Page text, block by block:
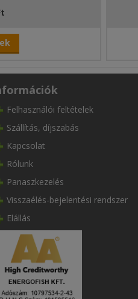
Felhasználói feltételek
Szállítás, díjszabás
Kapcsolat
Rólunk
Panaszkezelés
Visszaélés-bejelentési rendszer
Elállás